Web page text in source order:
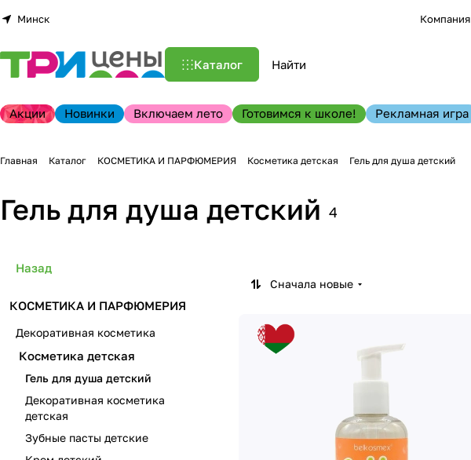
Минск Компания
Каталог
Акции Новинки Включаем лето Готовимся к школе! Рекламная игра
Главная Каталог КОСМЕТИКА И ПАРФЮМЕРИЯ Косметика детская Гель для душа детский
Гель для душа детский 4
Сначала новые
Назад
КОСМЕТИКА И ПАРФЮМЕРИЯ
Декоративная косметика
Косметика детская
Гель для душа детский
Декоративная косметика
детская
Зубные пасты детские